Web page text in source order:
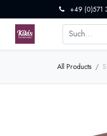
+49 (0)571
All Products